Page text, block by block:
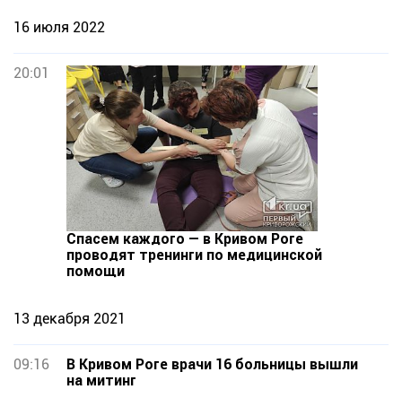
16 июля 2022
20:01
Спасем каждого — в Кривом Роге
проводят тренинги по медицинской
помощи
13 декабря 2021
09:16
В Кривом Роге врачи 16 больницы вышли
на митинг